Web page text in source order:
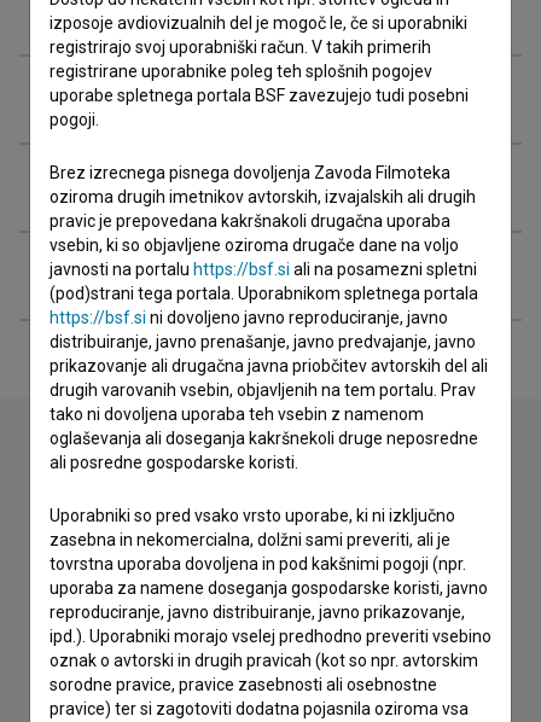
Ekipa
Organizacije
Glasba
Razširjeni podatki
Spoštovani, s pomočjo spodnjega obrazca lahko stopite v
stik z uredništvom Baze slovenskih filmov. Veseli bomo vaših
odzivov.
imam vprašanje
prijavljam napako
želim dodati podatke
izposoje avdiovizualnih del je mogoč le, če si uporabniki
registrirajo svoj uporabniški račun. V takih primerih
registrirane uporabnike poleg teh splošnih pogojev
uporabe spletnega portala BSF zavezujejo tudi posebni
pogoji.
Brez izrecnega pisnega dovoljenja Zavoda Filmoteka
oziroma drugih imetnikov avtorskih, izvajalskih ali drugih
pravic je prepovedana kakršnakoli drugačna uporaba
vsebin, ki so objavljene oziroma drugače dane na voljo
javnosti na portalu https://bsf.si ali na posamezni spletni
(pod)strani tega portala. Uporabnikom spletnega portala
https://bsf.si ni dovoljeno javno reproduciranje, javno
distribuiranje, javno prenašanje, javno predvajanje, javno
prikazovanje ali drugačna javna priobčitev avtorskih del ali
drugih varovanih vsebin, objavljenih na tem portalu. Prav
tako ni dovoljena uporaba teh vsebin z namenom
oglaševanja ali doseganja kakršnekoli druge neposredne
ali posredne gospodarske koristi.
Uporabniki so pred vsako vrsto uporabe, ki ni izključno
zasebna in nekomercialna, dolžni sami preveriti, ali je
tovrstna uporaba dovoljena in pod kakšnimi pogoji (npr.
uporaba za namene doseganja gospodarske koristi, javno
reproduciranje, javno distribuiranje, javno prikazovanje,
ipd.). Uporabniki morajo vselej predhodno preveriti vsebino
oznak o avtorski in drugih pravicah (kot so npr. avtorskim
sorodne pravice, pravice zasebnosti ali osebnostne
pravice) ter si zagotoviti dodatna pojasnila oziroma vsa